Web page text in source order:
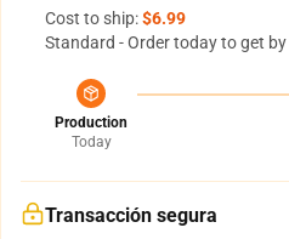
Cost to ship:$6.99
Standard - Order today to get by
Production
Today
Transacción segura